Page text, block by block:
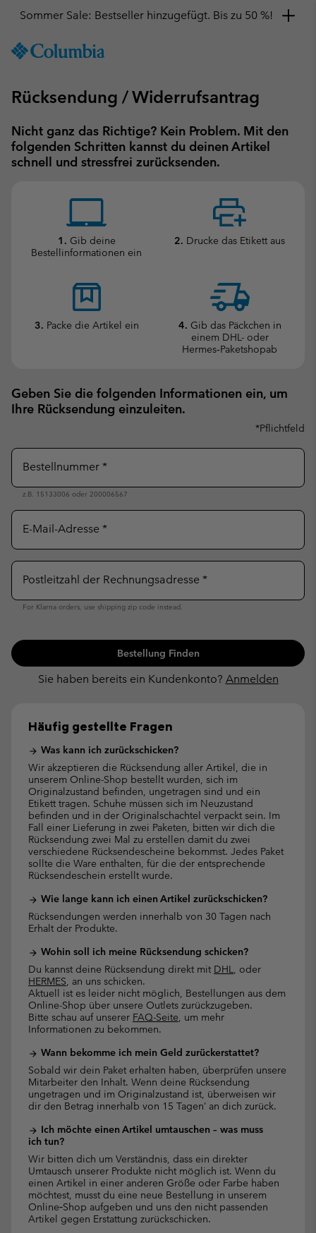
TO
SKIP
TO
NAV
SKIP
TO
Sommer Sale: Bestseller hinzugefügt. Bis zu 50 %!
Rücksendung / Widerrufsantrag
Nicht ganz das Richtige? Kein Problem. Mit den
folgenden Schritten kannst du deinen Artikel
schnell und stressfrei zurücksenden.
1. Gib deine
Bestellinformationen ein
2. Drucke das Etikett aus
3. Packe die Artikel ein 4. Gib das Päckchen in
einem DHL- oder
Hermes‑Paketshopab
Geben Sie die folgenden Informationen ein, um
Ihre Rücksendung einzuleiten.
*Pflichtfeld
Bestellnummer
z.B. 15133006 oder 200006567
E-Mail-Adresse
Postleitzahl der Rechnungsadresse
For Klarna orders, use shipping zip code instead.
Bestellung Finden
Sie haben bereits ein Kundenkonto? Anmelden
Häufig gestellte Fragen
arrow_forward Was kann ich zurückschicken?
Wir akzeptieren die Rücksendung aller Artikel, die in
unserem Online-Shop bestellt wurden, sich im
Originalzustand befinden, ungetragen sind und ein
Etikett tragen. Schuhe müssen sich im Neuzustand
befinden und in der Originalschachtel verpackt sein. Im
Fall einer Lieferung in zwei Paketen, bitten wir dich die
Rücksendung zwei Mal zu erstellen damit du zwei
verschiedene Rücksendescheine bekommst. Jedes Paket
sollte die Ware enthalten, für die der entsprechende
Rücksendeschein erstellt wurde.
arrow_forward Wie lange kann ich einen Artikel zurückschicken?
Rücksendungen werden innerhalb von 30 Tagen nach
Erhalt der Produkte.
arrow_forward Wohin soll ich meine Rücksendung schicken?
Du kannst deine Rücksendung direkt mit DHL, oder
HERMES, an uns schicken.
Aktuell ist es leider nicht möglich, Bestellungen aus dem
Online-Shop über unsere Outlets zurückzugeben.
Bitte schau auf unserer FAQ-Seite, um mehr
Informationen zu bekommen.
arrow_forward Wann bekomme ich mein Geld zurückerstattet?
Sobald wir dein Paket erhalten haben, überprüfen unsere
Mitarbeiter den Inhalt. Wenn deine Rücksendung
ungetragen und im Originalzustand ist, überweisen wir
dir den Betrag innerhalb von 15 Tagen’ an dich zurück.
arrow_forward Ich möchte einen Artikel umtauschen – was muss
ich tun?
Wir bitten dich um Verständnis, dass ein direkter
Umtausch unserer Produkte nicht möglich ist. Wenn du
einen Artikel in einer anderen Größe oder Farbe haben
möchtest, musst du eine neue Bestellung in unserem
Online‑Shop aufgeben und uns den nicht passenden
Artikel gegen Erstattung zurückschicken.